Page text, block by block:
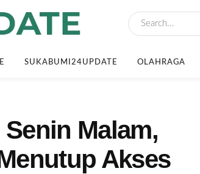
SUKABUMI24UPDATE OLAHRAGA
Malam,
Akses